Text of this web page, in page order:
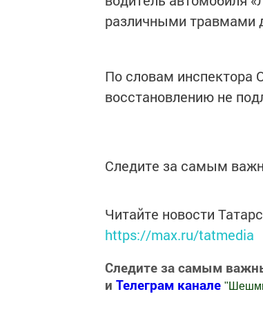
различными травмами
По словам инспектора
восстановлению не
Следите за самым
Читайте новости
https://max.ru/tatmedia
Следите за самым
и Телеграм канале "